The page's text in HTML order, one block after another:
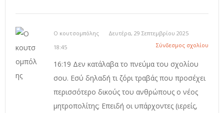
Ο κουτσομπόλης
Δευτέρα, 29 Σεπτεμβρίου 2025
18:45
Σύνδεσμος σχολίου
16:19 Δεν κατάλαβα το πνεύμα του σχολίου
σου. Εσύ δηλαδή τι ζόρι τραβάς που προσέχει
περισσότερο δικούς του ανθρώπους ο νέος
μητροπολίτης; Επειδή οι υπάρχοντες (ιερείς,